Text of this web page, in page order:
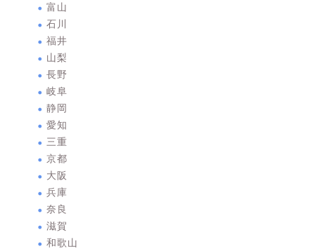
富山
石川
福井
山梨
長野
岐阜
静岡
愛知
三重
京都
大阪
兵庫
奈良
滋賀
和歌山